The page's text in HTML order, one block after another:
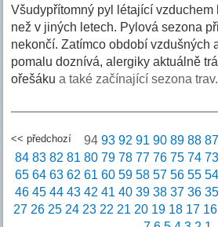
Všudypřítomný pyl létající
než v jiných letech. Pylová sezona
nekončí. Zatímco období vzdušných
pomalu doznívá, alergiky aktuálně
ořešákua také začínající sezona trav.
<< předchozí 9493 92 91 90 89 88 87
84 83 82 81 80 79 78 77 76 75 74 73
65 64 63 62 61 60 59 58 57 56 55 54
46 45 44 43 42 41 40 39 38 37 36 35
27 26 25 24 23 22 21 20 19 18 17 16